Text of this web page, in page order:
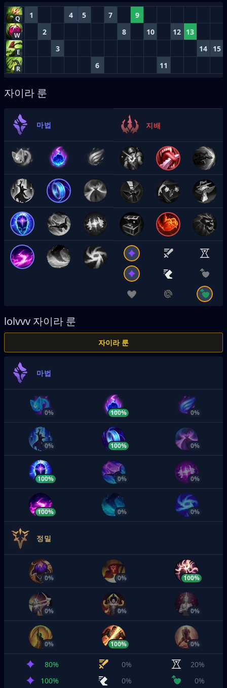
Q 1 4 5 7 9
W 2 8 10 12 13
E 3 14 15
R 6 11
자이라 룬
마법 지배
lolvvv 자이라 룬
자이라 룬
마법
0% 100% 0%
0% 100% 0%
100% 0% 0%
100% 0% 0%
정밀
0% 0% 100%
0% 0% 0%
0% 100% 0%
80% 0%
20%
100%
0%
0%